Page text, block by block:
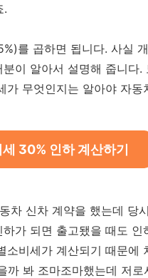
.
를 곱하면 됩니다. 사실
이 알아서 설명해 줍니다.
무엇인지는 알아야 자동
30% 인하 계산하기
차 신차 계약을 했는데 당
가 되면 출고됐을 때도 인
비세가 계산되기 때문에
봐 조마조마했는데 저